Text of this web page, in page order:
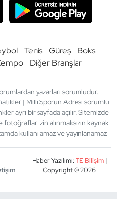
Tenis Güreş
Boks
Diğer Branşlar
yazarları sorumludur.
| Milli Sporun Adresi sorumlu
ayrı bir sayfada açılır. Sitemizde
fotoğraflar izin alınmaksızın kaynak
kullanılamaz ve yayınlanamaz
Haber Yazılımı:TE Bilişim|
Copyright © 2026